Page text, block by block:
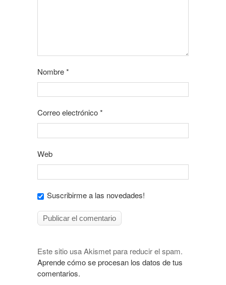
Nombre*
Correo electrónico*
Web
Suscribirme a las novedades!
Este sitio usa Akismet para reducir el spam.
Aprende cómo se procesan los datos de tus
comentarios.